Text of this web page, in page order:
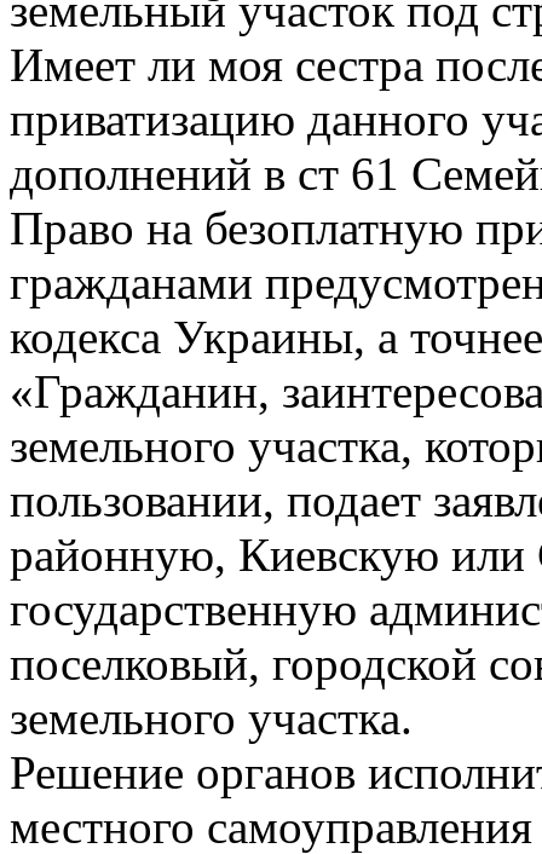
Имеет ли моя сестра
приватизацию данного
дополнений в ст 61
Право на безоплатную
гражданами
кодекса Украины, а
«Гражданин,
земельного участка,
пользовании, подает
районную, Киевскую или
государственную
поселковый, городской
земельного участка.
Решение органов
местного